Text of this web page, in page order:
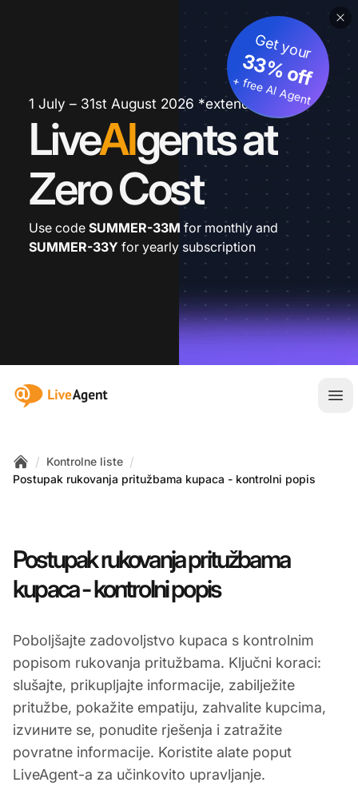
1 July – 31st August 2026 *extended
LiveAIgents at
Zero Cost
Get your
33% off
+ free AI Agent
Use code SUMMER-33M for monthly and
SUMMER-33Y for yearly subscription
:site.title
Home
/ Kontrolne liste /
Postupak rukovanja pritužbama kupaca - kontrolni popis
Postupak rukovanja pritužbama
kupaca - kontrolni popis
Poboljšajte zadovoljstvo kupaca s kontrolnim
popisom rukovanja pritužbama. Ključni koraci:
slušajte, prikupljajte informacije, zabilježite
pritužbe, pokažite empatiju, zahvalite kupcima,
izvините se, ponudite rješenja i zatražite
povratne informacije. Koristite alate poput
LiveAgent-a za učinkovito upravljanje.